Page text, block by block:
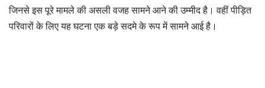
जिनसे इस पूरे मामले की असली वजह सामने आने की उम्मीद है। वहीं पीड़ित
परिवारों के लिए यह घटना एक बड़े सदमे के रूप में सामने आई है।